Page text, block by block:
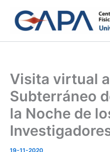
contenido
Visita virtual
Subterráneo
la Noche de
19-11-2020